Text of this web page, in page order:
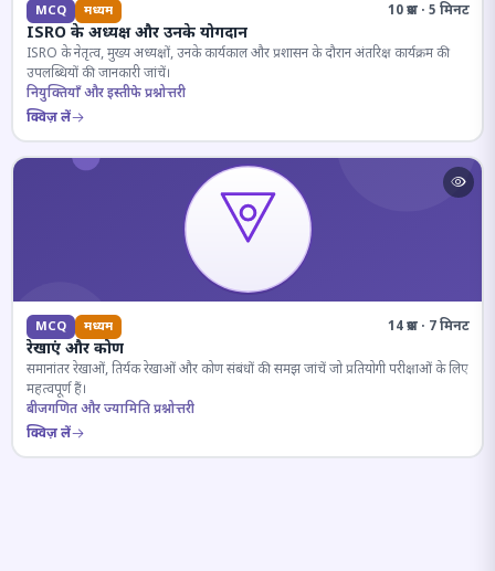
MCQ मध्यम 10 प्रश्न · 5 मिनट
ISRO के अध्यक्ष और उनके योगदान
ISRO के नेतृत्व, मुख्य अध्यक्षों, उनके कार्यकाल और प्रशासन के दौरान अंतरिक्ष कार्यक्रम की
उपलब्धियों की जानकारी जांचें।
नियुक्तियाँ और इस्तीफे प्रश्नोत्तरी
क्विज़ लें
MCQ मध्यम 14 प्रश्न · 7 मिनट
रेखाएं और कोण
समानांतर रेखाओं, तिर्यक रेखाओं और कोण संबंधों की समझ जांचें जो प्रतियोगी परीक्षाओं के लिए
महत्वपूर्ण हैं।
बीजगणित और ज्यामिति प्रश्नोत्तरी
क्विज़ लें